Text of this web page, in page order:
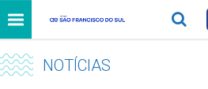
NOTÍCIAS